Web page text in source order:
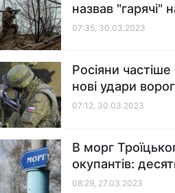
назвав "гарячі"
07:35, 30.03.2023
Росіяни
нові удари
07:12, 30.03.2023
В морг
окупантів:
08:29, 27.03.2023